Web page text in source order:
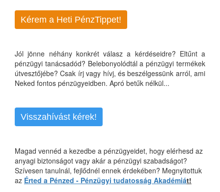
Kérem a Heti PénzTippet!
Jól jönne néhány konkrét válasz a kérdéseidre? Eltűnt a
pénzügyi tanácsadód? Belebonyolódtál a pénzügyi termékek
útvesztőjébe? Csak írj vagy hívj, és beszélgessünk arról, ami
Neked fontos pénzügyeidben. Apró betűk nélkül...
Visszahívást kérek!
Magad vennéd a kezedbe a pénzügyeidet, hogy elérhesd az
anyagi biztonságot vagy akár a pénzügyi szabadságot?
Szívesen tanulnál, fejlődnél ennek érdekében? Megnyitottuk
az Érted a Pénzed - Pénzügyi tudatosság Akadémiát!